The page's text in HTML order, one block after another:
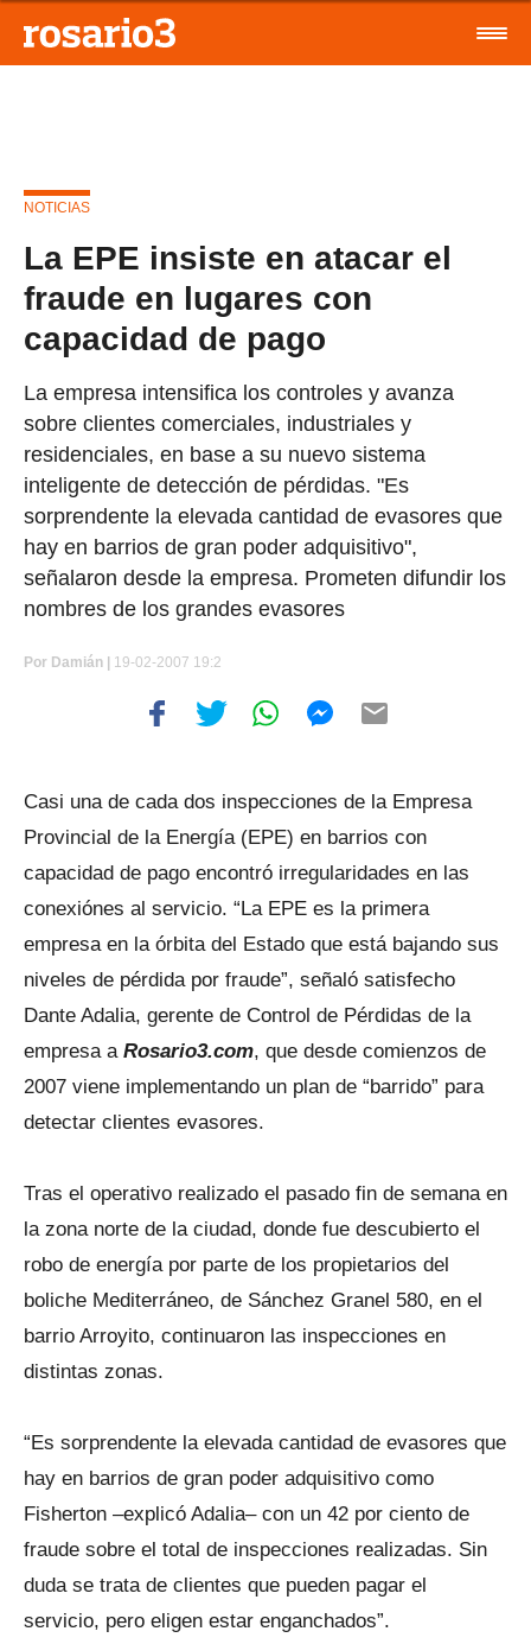
NOTICIAS
La EPE insiste en atacar el
fraude en lugares con
capacidad de pago
La empresa intensifica los controles y avanza
sobre clientes comerciales, industriales y
residenciales, en base a su nuevo sistema
inteligente de detección de pérdidas. "Es
sorprendente la elevada cantidad de evasores que
hay en barrios de gran poder adquisitivo",
señalaron desde la empresa. Prometen difundir los
nombres de los grandes evasores
Por Damián | 19-02-2007 19:2
Casi una de cada dos inspecciones de la Empresa
Provincial de la Energía (EPE) en barrios con
capacidad de pago encontró irregularidades en las
conexiónes al servicio. “La EPE es la primera
empresa en la órbita del Estado que está bajando sus
niveles de pérdida por fraude”, señaló satisfecho
Dante Adalia, gerente de Control de Pérdidas de la
empresa a Rosario3.com, que desde comienzos de
2007 viene implementando un plan de “barrido” para
detectar clientes evasores.
Tras el operativo realizado el pasado fin de semana en
la zona norte de la ciudad, donde fue descubierto el
robo de energía por parte de los propietarios del
boliche Mediterráneo, de Sánchez Granel 580, en el
barrio Arroyito, continuaron las inspecciones en
distintas zonas.
“Es sorprendente la elevada cantidad de evasores que
hay en barrios de gran poder adquisitivo como
Fisherton –explicó Adalia– con un 42 por ciento de
fraude sobre el total de inspecciones realizadas. Sin
duda se trata de clientes que pueden pagar el
servicio, pero eligen estar enganchados”.